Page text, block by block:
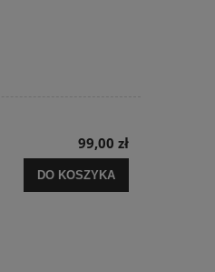
99,00 zł
DO KOSZYKA